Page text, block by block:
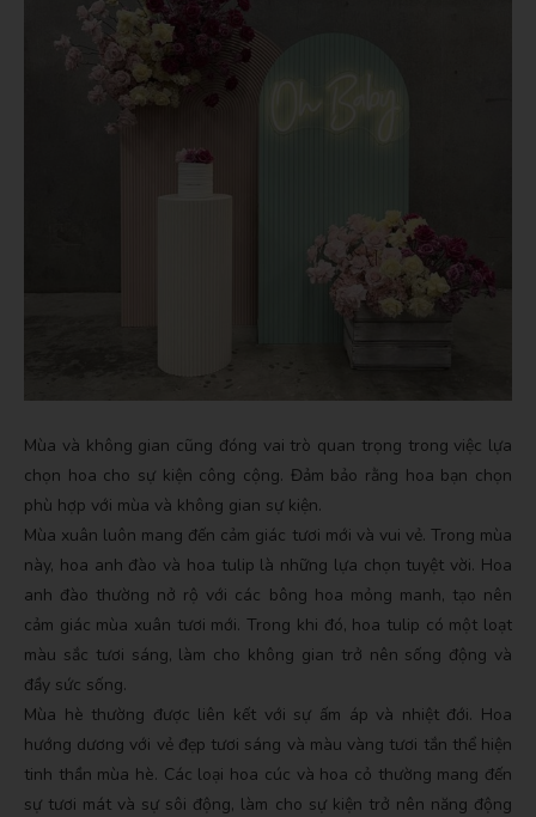
Mùa và không gian cũng đóng vai trò quan trọng trong việc lựa
chọn hoa cho sự kiện công cộng. Đảm bảo rằng hoa bạn chọn
phù hợp với mùa và không gian sự kiện.
Mùa xuân luôn mang đến cảm giác tươi mới và vui vẻ. Trong mùa
này, hoa anh đào và hoa tulip là những lựa chọn tuyệt vời. Hoa
anh đào thường nở rộ với các bông hoa mỏng manh, tạo nên
cảm giác mùa xuân tươi mới. Trong khi đó, hoa tulip có một loạt
màu sắc tươi sáng, làm cho không gian trở nên sống động và
đầy sức sống.
Mùa hè thường được liên kết với sự ấm áp và nhiệt đới. Hoa
hướng dương với vẻ đẹp tươi sáng và màu vàng tươi tắn thể hiện
tinh thần mùa hè. Các loại hoa cúc và hoa cỏ thường mang đến
sự tươi mát và sự sôi động, làm cho sự kiện trở nên năng động